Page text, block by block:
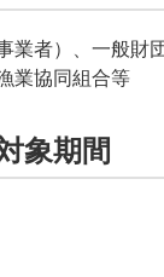
者）、一般財
業協同組合等
象期間